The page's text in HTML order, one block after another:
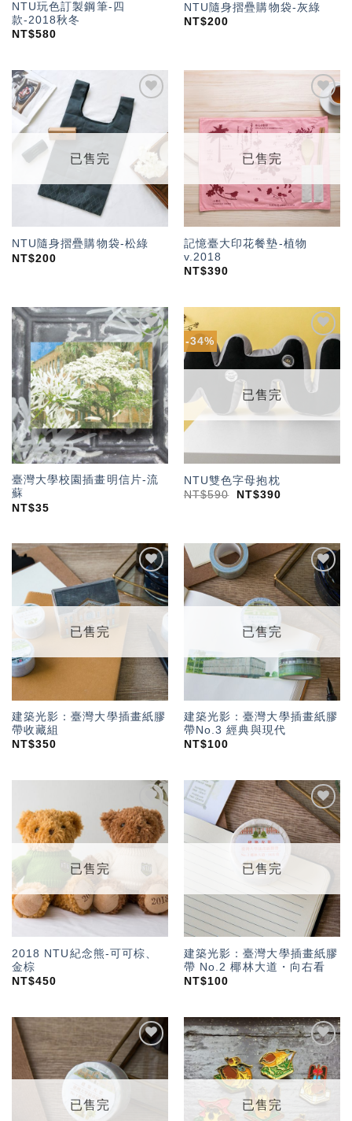
NTU玩色訂製鋼筆-四
款-2018秋冬
NT$580
NTU隨身摺疊購物袋-灰綠
NT$200
望輕
單」
已售完
NTU隨身摺疊購物袋-松綠
NT$200
加入
「願
望輕
已售完
記憶臺大印花餐墊-植物
v.2018
NT$390
加入
「願
望輕
單」
臺灣大學校園插畫明信片-流
蘇
NT$35
-34%
加入
「願
望輕
已售完
NTU雙色字母抱枕
NT$590 NT$390
加入
「願
望輕
已售完
建築光影：臺灣大學插畫紙膠
帶收藏組
NT$350
加入
「願
望輕
已售完
建築光影：臺灣大學插畫紙膠
帶No.3 經典與現代
NT$100
加入
「願
望輕
已售完
2018 NTU紀念熊-可可棕、
金棕
NT$450
加入
「願
望輕
已售完
建築光影：臺灣大學插畫紙膠
帶 No.2 椰林大道・向右看
NT$100
加入
望輕
已售完
加入
「願
望輕
單」
已售完